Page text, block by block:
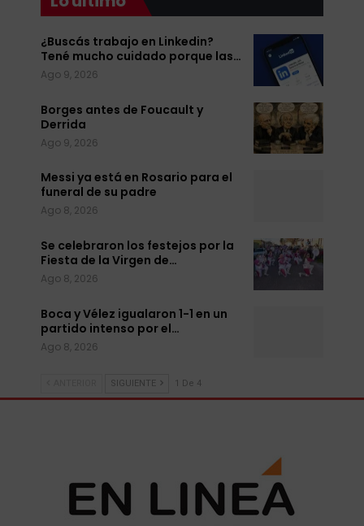
¿Buscás trabajo en Linkedin?
Tené mucho cuidado porque las…
Ago 9, 2026
Borges antes de Foucault y
Derrida
Ago 9, 2026
Messi ya está en Rosario para el
funeral de su padre
Ago 8, 2026
Se celebraron los festejos por la
Fiesta de la Virgen de…
Ago 8, 2026
Boca y Vélez igualaron 1-1 en un
partido intenso por el…
Ago 8, 2026
SIGUIENTE 1 De 4